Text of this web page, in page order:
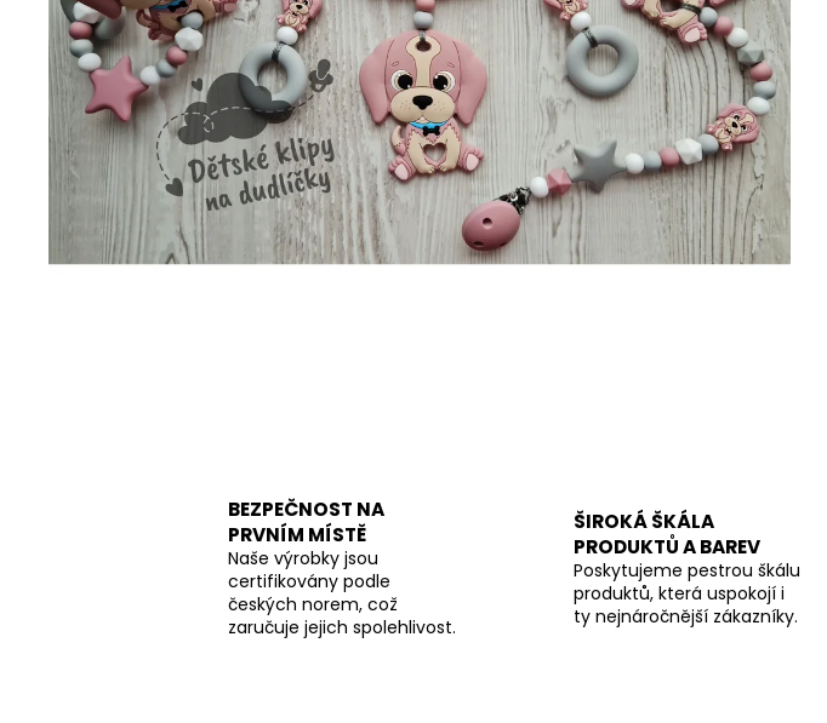
BEZPEČNOST NA
PRVNÍM MÍSTĚ
Naše výrobky jsou
certifikovány podle
českých norem, což
zaručuje jejich spolehlivost.
ŠIROKÁ ŠKÁLA
PRODUKTŮ A BAREV
Poskytujeme pestrou škálu
produktů, která uspokojí i
ty nejnáročnější zákazníky.